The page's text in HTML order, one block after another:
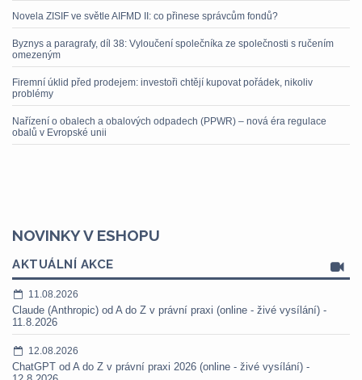
Novela ZISIF ve světle AIFMD II: co přinese správcům fondů?
Byznys a paragrafy, díl 38: Vyloučení společníka ze společnosti s ručením
omezeným
Firemní úklid před prodejem: investoři chtějí kupovat pořádek, nikoliv
problémy
Nařízení o obalech a obalových odpadech (PPWR) – nová éra regulace
obalů v Evropské unii
NOVINKY V ESHOPU
AKTUÁLNÍ AKCE
11.08.2026
Claude (Anthropic) od A do Z v právní praxi (online - živé vysílání) -
11.8.2026
12.08.2026
ChatGPT od A do Z v právní praxi 2026 (online - živé vysílání) -